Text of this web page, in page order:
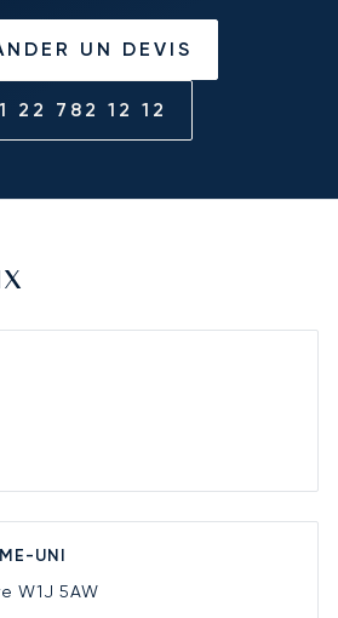
UN DEVIS
22 782 12 12
UNI
W1J 5AW